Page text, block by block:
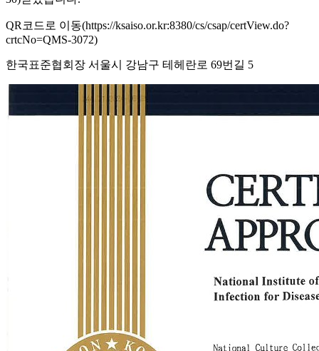
QR코드로 이동(https://ksaiso.or.kr:8380/cs/csap/certView.do?
crtcNo=QMS-3072)
한국표준협회장 서울시 강남구 테헤란로 69번길 5